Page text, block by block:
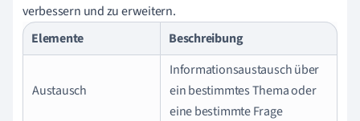
verbessern und zu erweitern.
Elemente
Beschreibung
Austausch
Informationsaustausch über
ein bestimmtes Thema oder
eine bestimmte Frage